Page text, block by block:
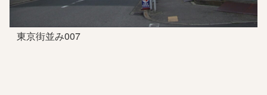
東京街並み007